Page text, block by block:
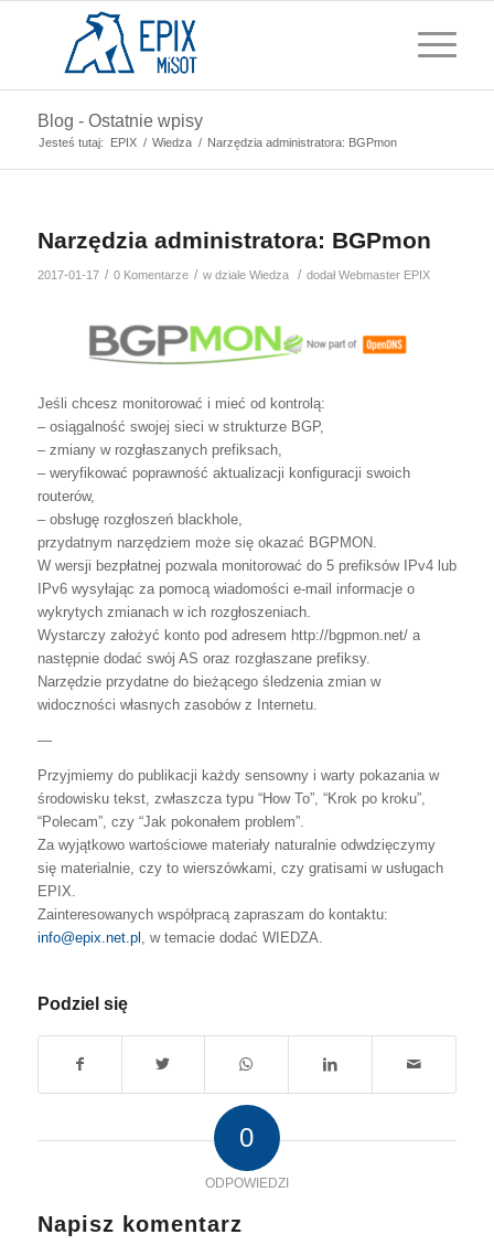
Blog - Ostatnie wpisy
Jesteś tutaj: EPIX / Wiedza / Narzędzia administratora: BGPmon
Narzędzia administratora: BGPmon
2017-01-17 / 0 Komentarze / w dziale Wiedza / dodałWebmaster EPIX
Jeśli chcesz monitorować i mieć od kontrolą:
– osiągalność swojej sieci w strukturze BGP,
– zmiany w rozgłaszanych prefiksach,
– weryfikować poprawność aktualizacji konfiguracji swoich
routerów,
– obsługę rozgłoszeń blackhole,
przydatnym narzędziem może się okazać BGPMON.
W wersji bezpłatnej pozwala monitorować do 5 prefiksów IPv4 lub
IPv6 wysyłając za pomocą wiadomości e-mail informacje o
wykrytych zmianach w ich rozgłoszeniach.
Wystarczy założyć konto pod adresem http://bgpmon.net/ a
następnie dodać swój AS oraz rozgłaszane prefiksy.
Narzędzie przydatne do bieżącego śledzenia zmian w
widoczności własnych zasobów z Internetu.
—
Przyjmiemy do publikacji każdy sensowny i warty pokazania w
środowisku tekst, zwłaszcza typu “How To”, “Krok po kroku”,
“Polecam”, czy “Jak pokonałem problem”.
Za wyjątkowo wartościowe materiały naturalnie odwdzięczymy
się materialnie, czy to wierszówkami, czy gratisami w usługach
EPIX.
Zainteresowanych współpracą zapraszam do kontaktu:
info@epix.net.pl , w temacie dodać WIEDZA.
Podziel się
0
ODPOWIEDZI
Napisz komentarz